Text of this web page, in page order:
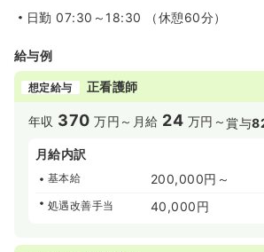
日勤 07:30～18:30 （休憩60分）
給与例
想定給与 正看護師
年収 370 万円～ 月給 24 万円～賞与
月給内訳
基本給 200,000円～
処遇改善手当 40,000円